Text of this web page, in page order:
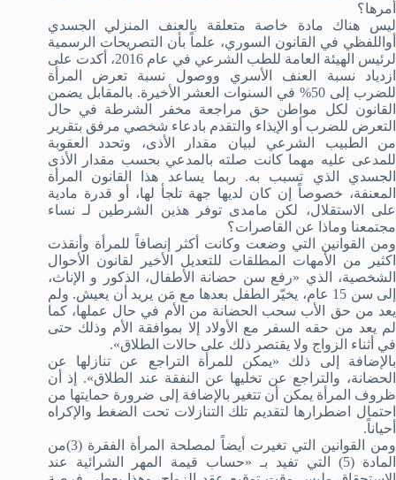
أمرها؟
ليس هناك مادة خاصة متعلقة بالعنف المنزلي الجسدي
أواللفظي في القانون السوري، علماً بأن التصريحات الرسمية
لرئيس الهيئة العامة للطب الشرعي في عام 2016، أكدت على
ازدياد نسبة العنف الأسري ووصول نسبة تعرض المرأة
للضرب إلى 50% في السنوات العشر الأخيرة. بالمقابل يضمن
القانون لكل مواطن حق مراجعة مخفر الشرطة في حال
التعرض للضرب أو الإيذاء والتقدم بادعاء شخصي مرفق بتقرير
من الطبيب الشرعي لبيان مقدار الأذى، وتحدد العقوبة
للمدعى عليه مهما كانت صلته بالمدعي بحسب مقدار الأذى
الجسدي الذي تسبب به. ربما يساعد هذا القانون المرأة
المعنفة، خصوصاً إن كان لديها جهة تلجأ لها، أو قدرة مادية
على الاستقلال، لكن مامدى توفر هذين الشرطين لـ نساء
مجتمعنا وماذا عن القاصرات؟
ومن القوانين التي وضعت وكانت أكثر إنصافاً للمرأة وأنقذت
اكثير من الأمهات المطلقات للتعديل الأخير لقانون الأحوال
الشخصية، الذي «رفع سن حضانة الأطفال، الذكور و الإناث،
إلى سن 15 عام، يخيّر الطفل بعدها مع مَن يريد أن يعيش. ولم
يعد من حق الأب سحب الحضانة من الأم في حال عملها، كما
لم يعد من حقه السفر مع الأولاد إلا بموافقة الأم وذلك حتى
في أثناء الزواج ولا يقتصر ذلك على حالات الطلاق».
بالإضافة إلى ذلك «يمكن للمرأة التراجع عن تنازلها عن
الحضانة، والتراجع عن تخليها عن النفقة عند الطلاق». إذ أن
ظروف المرأة يمكن أن تتغير بالإضافة إلى ضرورة حمايتها من
احتمال اضطرارها لتقديم تلك التنازلات تحت الضغط والإكراه
أحياناً.
ومن القوانين التي تغيرت أيضاً لمصلحة المرأة الفقرة (3)من
المادة (5) التي تفيد بـ «حساب قيمة المهر الشرائية عند